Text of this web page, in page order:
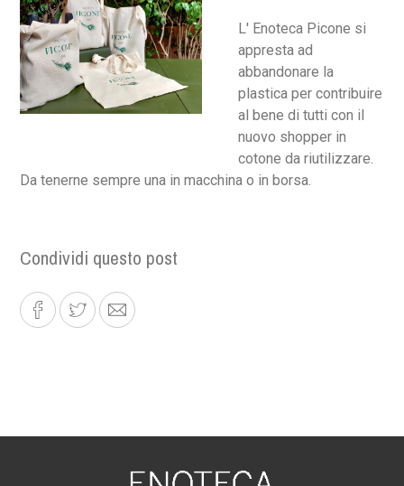
L' Enoteca Picone si
appresta ad
abbandonare la
plastica per contribuire
al bene di tutti con il
nuovo shopper in
cotone da riutilizzare.
Da tenerne sempre una in macchina o in borsa.
Condividi questo post